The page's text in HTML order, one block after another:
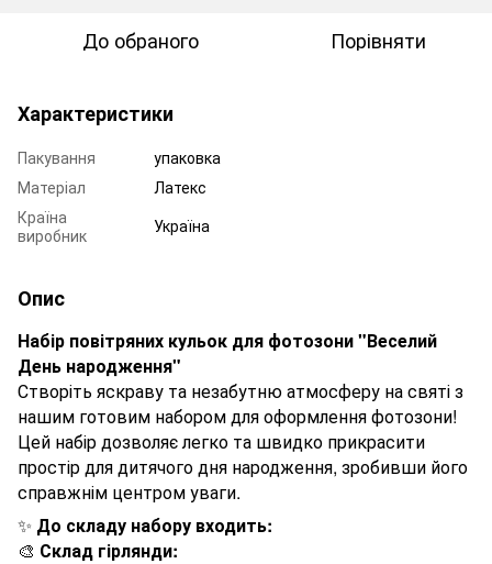
До обраного Порівняти
Характеристики
Пакування
упаковка
Матеріал
Латекс
Країна
виробник
Україна
Опис
Набір повітряних кульок для фотозони "Веселий
День народження"
Створіть яскраву та незабутню атмосферу на святі з
нашим готовим набором для оформлення фотозони!
Цей набір дозволяє легко та швидко прикрасити
простір для дитячого дня народження, зробивши його
справжнім центром уваги.
✨ До складу набору входить:
🎨 Склад гірлянди: